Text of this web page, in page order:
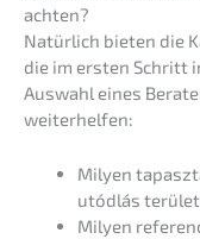
achten?
Natür­lich bieten die
die im ersten Schritt
Auswahl eines
weiterhelfen:
Milyen
utódlás
Milyen